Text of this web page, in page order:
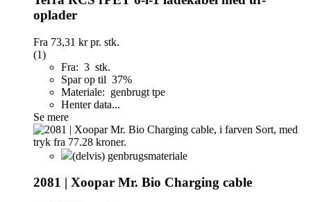
oplader
Fra 73,31 krpr. stk.
(1)
Fra: 3 stk.
Spar op til 37%
Materiale: genbrugt tpe
Henter data...
Se mere
(delvis) genbrugsmateriale
2081 | Xoopar Mr. Bio Charging cable